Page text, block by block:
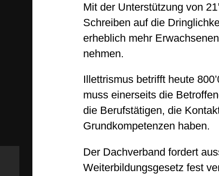
Mit der Unterstützung von
Schreiben auf die
erheblich mehr
nehmen.
Illettrismus betrifft heute
muss einerseits die
die Berufstätigen, die
Grundkompetenzen haben.
Der Dachverband fordert
Weiterbildungsgesetz fest